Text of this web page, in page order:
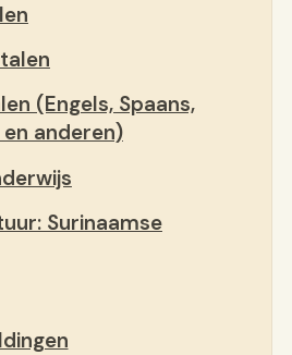
(Engels, Spaans,
anderen)
Surinaamse